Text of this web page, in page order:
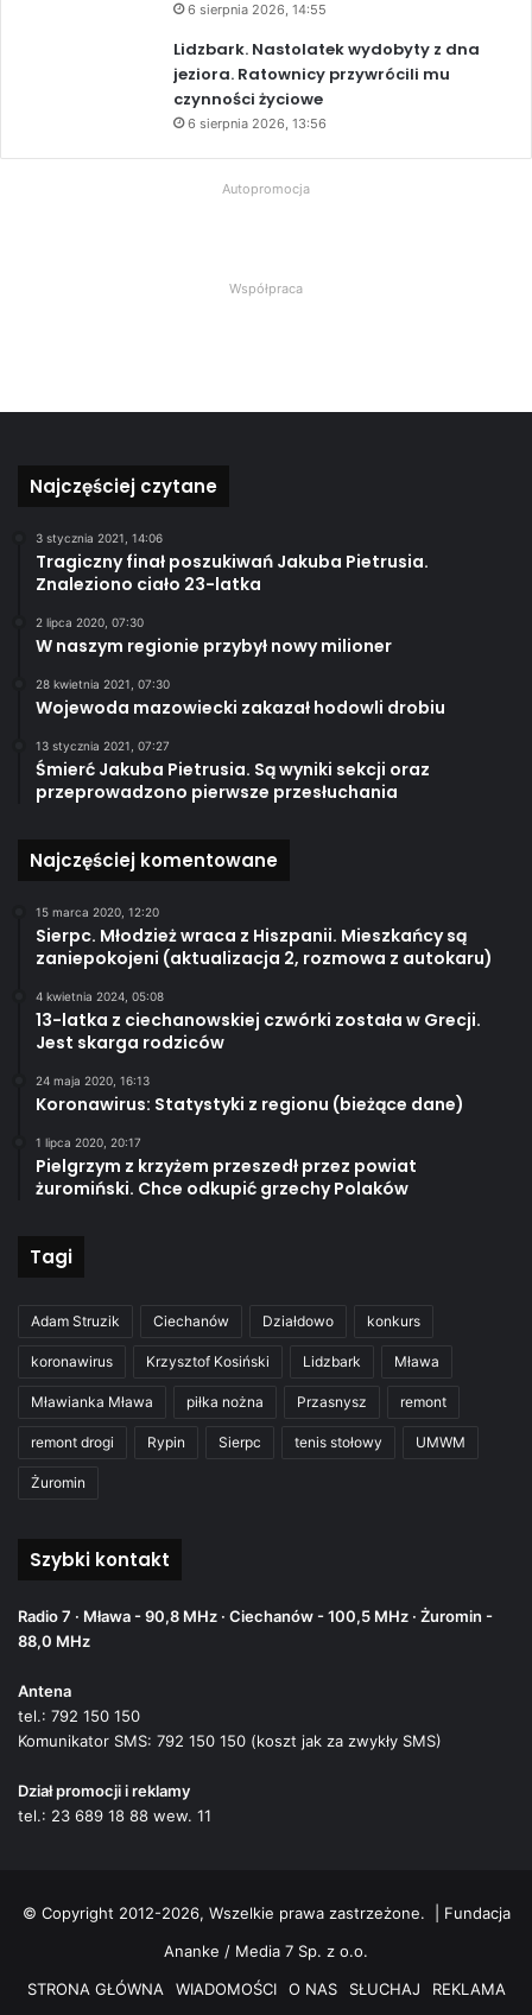
6 sierpnia 2026, 14:55
Lidzbark. Nastolatek wydobyty z dna
jeziora. Ratownicy przywrócili mu
czynności życiowe
6 sierpnia 2026, 13:56
Autopromocja
Współpraca
Najczęściej czytane
3 stycznia 2021, 14:06
Tragiczny finał poszukiwań Jakuba Pietrusia.
Znaleziono ciało 23-latka
2 lipca 2020, 07:30
W naszym regionie przybył nowy milioner
28 kwietnia 2021, 07:30
Wojewoda mazowiecki zakazał hodowli drobiu
13 stycznia 2021, 07:27
Śmierć Jakuba Pietrusia. Są wyniki sekcji oraz
przeprowadzono pierwsze przesłuchania
Najczęściej komentowane
15 marca 2020, 12:20
Sierpc. Młodzież wraca z Hiszpanii. Mieszkańcy są
zaniepokojeni (aktualizacja 2, rozmowa z autokaru)
4 kwietnia 2024, 05:08
13-latka z ciechanowskiej czwórki została w Grecji.
Jest skarga rodziców
24 maja 2020, 16:13
Koronawirus: Statystyki z regionu (bieżące dane)
1 lipca 2020, 20:17
Pielgrzym z krzyżem przeszedł przez powiat
żuromiński. Chce odkupić grzechy Polaków
Tagi
Adam Struzik Ciechanów Działdowo konkurs
koronawirus Krzysztof Kosiński Lidzbark Mława
Mławianka Mława piłka nożna Przasnysz remont
remont drogi Rypin Sierpc tenis stołowy UMWM
Żuromin
Szybki kontakt
Radio 7 · Mława - 90,8 MHz · Ciechanów - 100,5 MHz · Żuromin -
88,0 MHz
Antena
tel.: 792 150 150
Komunikator SMS: 792 150 150 (koszt jak za zwykły SMS)
Dział promocji i reklamy
tel.: 23 689 18 88 wew. 11
© Copyright 2012-2026, Wszelkie prawa zastrzeżone. | Fundacja
Ananke / Media 7 Sp. z o.o.
STRONA GŁÓWNA
WIADOMOŚCI O NAS SŁUCHAJ REKLAMA